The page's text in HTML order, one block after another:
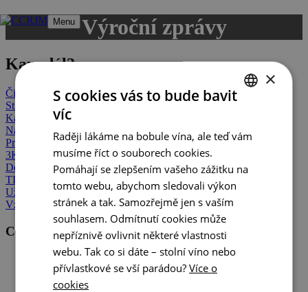
Přeskočit
Menu Výroční zprávy
Kam dál?
Činnosti a služby CCRJM
Strategie a koncepce
Kariéra
Naši partneři
Projekty
3K Platforma
Destinační managementy oblastí
TIC
Užitečné odkazy
Vzdělávání pro veřejnost
Centrála cestovního ruchu - Jižní Morava, z.s.p.o
Veřejné zakázky
GDPR
Cookies
ENGLISH
×
S cookies vás to bude bavit
víc
Raději lákáme na bobule vína, ale teď vám
musíme říct o souborech cookies.
Pomáhají se zlepšením vašeho zážitku na
tomto webu, abychom sledovali výkon
stránek a tak. Samozřejmě jen s vaším
souhlasem. Odmítnutí cookies může
nepříznivě ovlivnit některé vlastnosti
webu. Tak co si dáte – stolní víno nebo
přívlastkové se vší parádou? Více o
cookies